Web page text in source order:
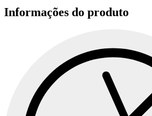
Informações do produto